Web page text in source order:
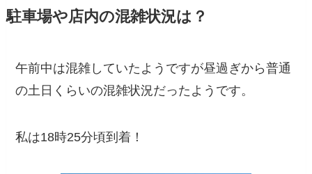
駐車場や店内の混雑状況は？
午前中は混雑していたようですが昼過ぎから普通
の土日くらいの混雑状況だったようです。
私は18時25分頃到着！